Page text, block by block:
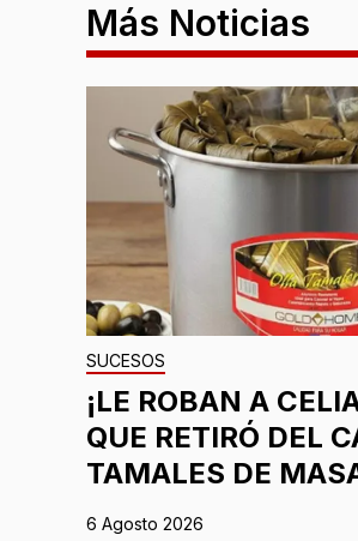
Más Noticias
SUCESOS
¡LE ROBAN A
QUE RETIRÓ DEL
TAMALES DE
6 Agosto 2026